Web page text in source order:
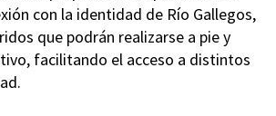
con la identidad de Río Gallegos,
que podrán realizarse a pie y
facilitando el acceso a distintos